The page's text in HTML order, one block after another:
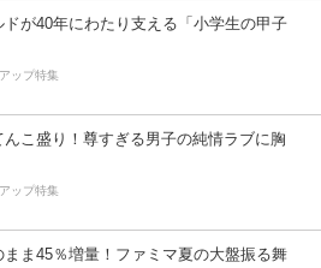
ドが40年にわたり支える「小学生の甲子
ップ特集
んこ盛り！尊すぎる男子の純情ラブに胸
ップ特集
まま45％増量！ファミマ夏の大盤振る舞